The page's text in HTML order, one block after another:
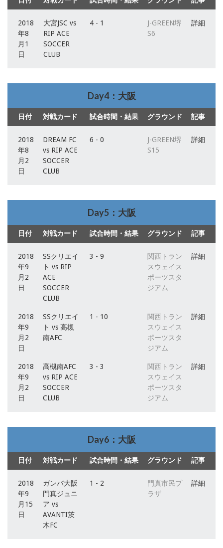
2018
年8
月1
日
大宮JSC vs
RIP ACE
SOCCER
CLUB
4 - 1
J-GREEN堺
S6
詳細
Day4：大阪
日付 対戦カード 試合時間・結果 グラウンド 記事
2018
年8
月2
日
DREAM FC
vs RIP ACE
SOCCER
CLUB
6 - 0
J-GREEN堺
S15
詳細
Day5：大阪
日付 対戦カード 試合時間・結果 グラウンド 記事
2018
年9
月2
日
SSクリエイ
ト vs RIP
ACE
SOCCER
CLUB
3 - 9
関西トラン
スウェイス
ポーツスタ
ジアム
詳細
2018
年9
月2
日
SSクリエイ
ト vs 高槻
南AFC
1 - 10
関西トラン
スウェイス
ポーツスタ
ジアム
詳細
2018
年9
月2
日
高槻南AFC
vs RIP ACE
SOCCER
CLUB
3 - 3
関西トラン
スウェイス
ポーツスタ
ジアム
詳細
Day6：大阪
日付 対戦カード 試合時間・結果 グラウンド 記事
2018
年9
月15
日
ガンバ大阪
門真ジュニ
ア vs
AVANTI茨
木FC
1 - 2
門真市民プ
ラザ
詳細